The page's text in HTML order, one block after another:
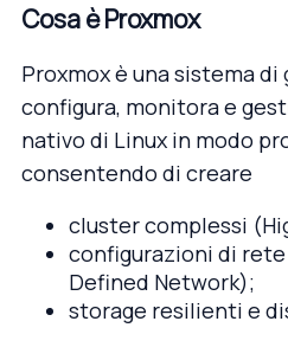
Cosa è Proxmox
Proxmox è una sistema
configura, monitora e
nativo di Linux in modo
consentendo di creare
cluster complessi
configurazioni di
Defined Network);
storage resilienti e